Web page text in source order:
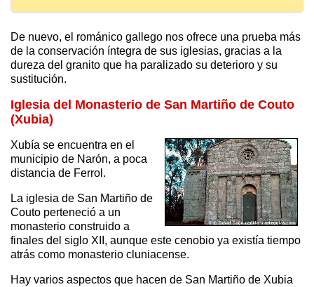
De nuevo, el románico gallego nos ofrece una prueba más
de la conservación íntegra de sus iglesias, gracias a la
dureza del granito que ha paralizado su deterioro y su
sustitución.
Iglesia del Monasterio de San Martiño de Couto
(Xubia)
Xubía se encuentra en el
municipio de Narón, a poca
distancia de Ferrol.
La iglesia de San Martiño de
Couto perteneció a un
monasterio construido a
finales del siglo XII, aunque este cenobio ya existía tiempo
atrás como monasterio cluniacense.
Hay varios aspectos que hacen de San Martiño de Xubia